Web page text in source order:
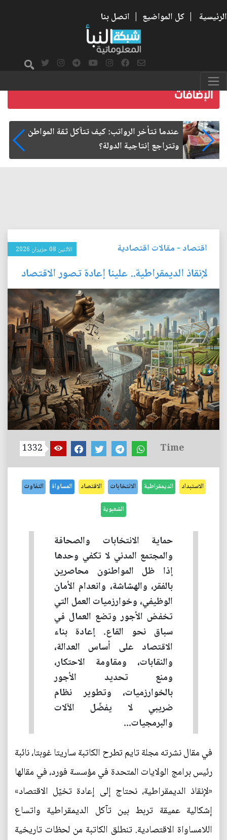
الرئيسية | كل المواضيع | اتصل بنا
صمت الطريق بعد الأربعين
اقتصاد - مقالات اقتصادية الأثنين 08 حزيران 2026
لإنقاذ الديمقراطية.. علينا إعادة تصور الاقتصاد
Time
1332
الاستبداد الديمقراطية الانتخابات الاقتصاد المساواة التفاوت
الشعبوية
حماية الانتخابات والصحافة
والمجتمع المدني لا تكفي وحدها
إذا ظل المواطنون محاصرين
بالفقر، والهشاشة، وانعدام الأمان
الوظيفي، وخوارزميات العمل التي
تخفض الأجور وتضع العمال في
سباق نحو القاع. إعادة بناء
الاقتصاد على أساس العدالة،
والنقابات، ومقاومة الاحتكار،
ومنع تحديد الأجور
بالخوارزميات، وتطوير نظام
ضريبي لا يفضّل الآلات
والبرمجيات...
في مقال نشرته مجلة تايم تطرح الكاتبة ساريتا غوبتا، نائبة
رئيس برامج الولايات المتحدة في مؤسسة فورد، في مقالها
«لإنقاذ الديمقراطية، نحتاج إلى إعادة تخيّل الاقتصاد»
إشكالية عميقة تربط بين تآكل الديمقراطية واتساع
اللامساواة الاقتصادية. تنطلق الكاتبة من لحظات تاريخية